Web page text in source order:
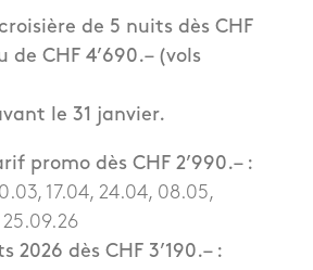
de 5 nuits dès CHF
de CHF 4’690.– (vols
le 31 janvier.
promo dès CHF 2’990.– :
17.04, 24.04, 08.05,
25.09.26
2026 dès CHF 3’190.– :